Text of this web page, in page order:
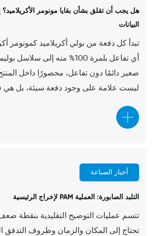
هل يجب أن تقلق بشأن بقايا مونومر الأكريلاميد؟
البيانات
تبدأ كل دفعة من بولي أكريلاميد كمونومر
أي تفاعل بلمرة 100% منه إلى
صغير دائمًا دون تفاعل، محصورًا داخل المنتج
ليست علامة على وجود دفعة سيئة، بل هي
أخبار الصناعة
التلبد الصابورة: العملية PAM لإخراج الرئيسية
تتسم عمليات التوضيح التقليدية بنقطة
تحتاج إلى المكان والزمان وظروف التدفق